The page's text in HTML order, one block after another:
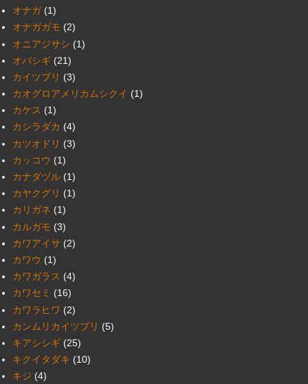
オナガ (1)
オナガガモ (2)
オニアジサシ (1)
オバシギ (21)
カイツブリ (3)
カオグロアメリカムシクイ (1)
カケス (1)
カシラダカ (4)
カツオドリ (3)
カッコウ (1)
カナダヅル (1)
カヤクグリ (1)
カリガネ (1)
カルガモ (3)
カワアイサ (2)
カワウ (1)
カワガラス (4)
カワセミ (16)
カワラヒワ (2)
カンムリカイツブリ (5)
キアシシギ (25)
キクイタダキ (10)
キジ (4)